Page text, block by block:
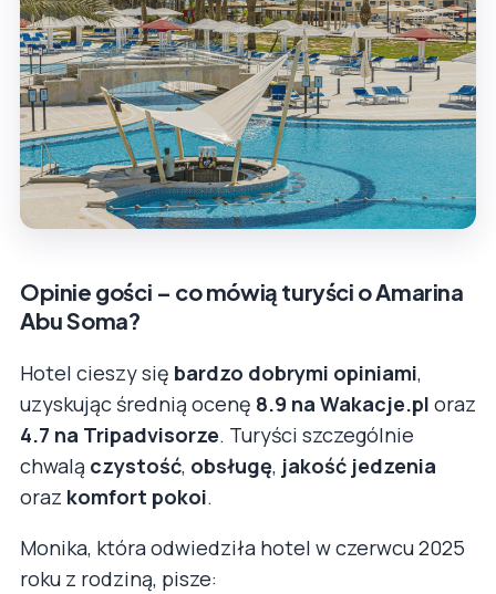
Opinie gości – co mówią turyści o Amarina
Abu Soma?
Hotel cieszy się bardzo dobrymi opiniami,
uzyskując średnią ocenę 8.9 na Wakacje.pl oraz
4.7 na Tripadvisorze. Turyści szczególnie
chwalą czystość, obsługę, jakość jedzenia
oraz komfort pokoi.
Monika, która odwiedziła hotel w czerwcu 2025
roku z rodziną, pisze: